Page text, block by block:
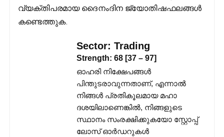
വ്യക്തിപരമായ ദൈനംദിന ജ്യോതിഷഫലങ്ങള്‍
കണ്ടെത്തുക.
Sector: Trading
Strength: 68 [37 – 97]
ഓഹരി നിക്ഷേപങ്ങൾ
പിന്തുടരാവുന്നതാണ്, എന്നാൽ
നിങ്ങൾ പ്രതികൂലമായ മഹാ
ദശയിലാണെങ്കിൽ, നിങ്ങളുടെ
സ്ഥാനം സംരക്ഷിക്കുകയോ സ്റ്റോപ്പ്
ലോസ് ഓർഡറുകൾ